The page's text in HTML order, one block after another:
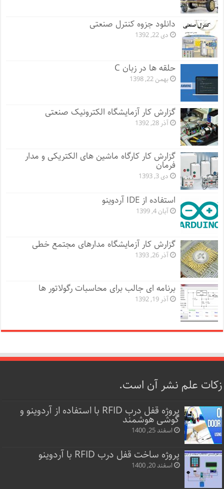
دانلود جزوه کنترل صنعتی
دی 22, 1392
حلقه ها در زبان C
بهمن 22, 1398
گزارش کار آزمایشگاه الکترونیک صنعتی
آذر 28, 1392
گزارش کار کارگاه ماشین های الکتریکی و مدار
فرمان
دی 3, 1393
استفاده از IDE آردوینو
آبان 4, 1399
گزارش کار آزمایشگاه مدارهای مجتمع خطی
آذر 26, 1393
برنامه ای جالب برای محاسبات رگولاتور ها
آذر 19, 1392
زکات علم نشر آن است.
پروژه قفل‌ درب RFID با استفاده از آردوینو و
گوشی هوشمند
اسفند 25, 1400
پروژه ساخت قفل‌ درب RFID با آردوینو
اسفند 20, 1400